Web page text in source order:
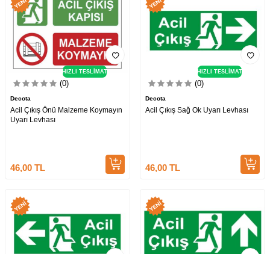
HIZLI TESLİMAT
(0)
Decota
Acil Çıkış Önü Malzeme Koymayın
Uyarı Levhası
46,00 TL
HIZLI TESLİMAT
(0)
Decota
Acil Çıkış Sağ Ok Uyarı Levhası
46,00 TL